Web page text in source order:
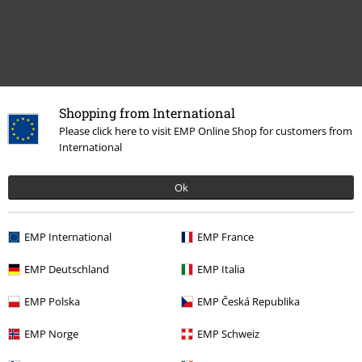
Shopping from International
Please click here to visit EMP Online Shop for customers from
International
Ok
EMP International EMP France
EMP Deutschland EMP Italia
EMP Polska EMP Česká Republika
EMP Norge EMP Schweiz
Meer categorieën. Meer opties.
Entertainment
Lifestyle Figuren Funko Pop! Funko Pop! NEW
Lifestyle Figuren Funko Pop! Pop! Star Wars
Lifestyle Figuren Pop! Disney
Films & Series